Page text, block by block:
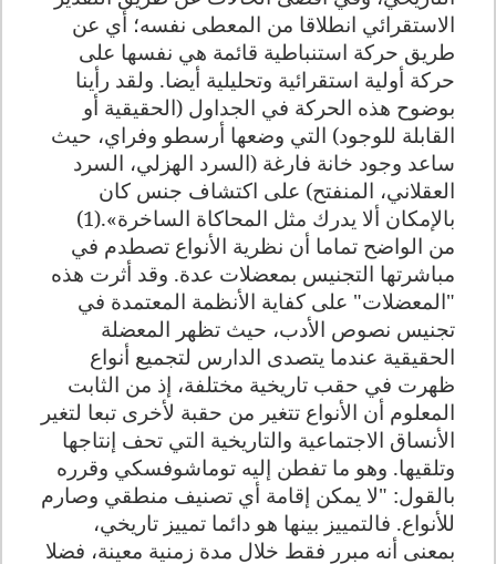
الاستقرائي انطلاقا من المعطى نفسه؛ أي عن
طريق حركة استنباطية قائمة هي نفسها على
حركة أولية استقرائية وتحليلية أيضا. ولقد رأينا
بوضوح هذه الحركة في الجداول (الحقيقية أو
القابلة للوجود) التي وضعها أرسطو وفراي، حيث
ساعد وجود خانة فارغة (السرد الهزلي، السرد
العقلاني، المنفتح) على اكتشاف جنس كان
بالإمكان ألا يدرك مثل المحاكاة الساخرة».(1)
من الواضح تماما أن نظرية الأنواع تصطدم في
مباشرتها التجنيس بمعضلات عدة. وقد أثرت هذه
"المعضلات" على كفاية الأنظمة المعتمدة في
تجنيس نصوص الأدب، حيث تظهر المعضلة
الحقيقية عندما يتصدى الدارس لتجميع أنواع
ظهرت في حقب تاريخية مختلفة، إذ من الثابت
المعلوم أن الأنواع تتغير من حقبة لأخرى تبعا لتغير
الأنساق الاجتماعية والتاريخية التي تحف إنتاجها
وتلقيها. وهو ما تفطن إليه توماشوفسكي وقرره
بالقول: "لا يمكن إقامة أي تصنيف منطقي وصارم
للأنواع. فالتمييز بينها هو دائما تمييز تاريخي،
بمعنى أنه مبرر فقط خلال مدة زمنية معينة، فضلا